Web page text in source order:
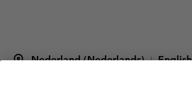
Nederland (Nederlands) | English